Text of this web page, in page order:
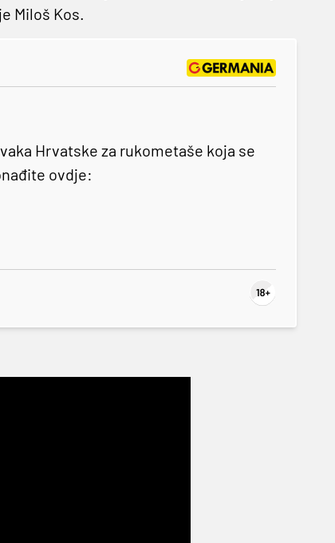
Miloš Kos.
Hrvatske za rukometaše koja se
ovdje: